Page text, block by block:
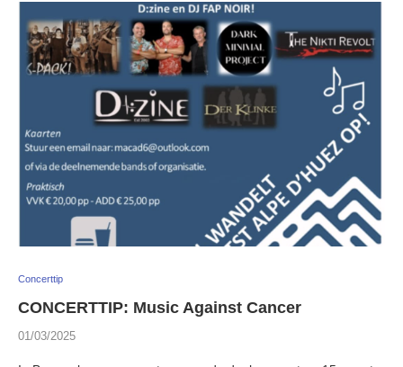
Concerttip
CONCERTTIP: Music Against Cancer
01/03/2025